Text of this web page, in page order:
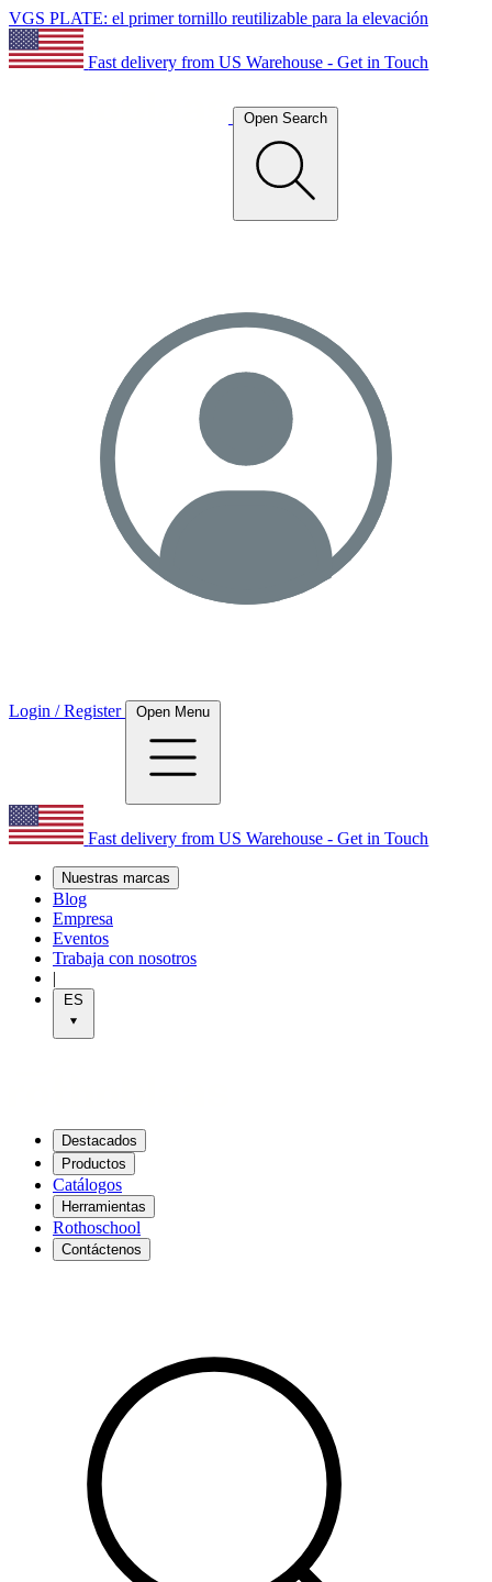
VGS PLATE: el primer tornillo reutilizable para la elevación
Fast delivery from US Warehouse - Get in Touch
Open Search
Login / Register Open Menu
Fast delivery from US Warehouse - Get in Touch
Nuestras marcas
Blog
Empresa
Eventos
Trabaja con nosotros
|
ES
Destacados
Productos
Catálogos
Herramientas
Rothoschool
Contáctenos